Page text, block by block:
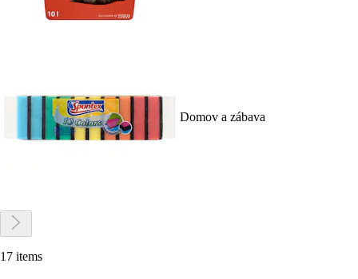
Domov a zábava
17 items